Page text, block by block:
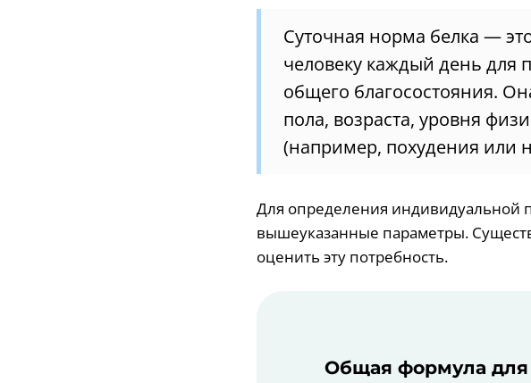
Суточная норма белка —
человеку каждый день
общего благосостояния.
пола, возраста, уровня
(например, похудения или
Для определения индивидуальной
вышеуказанные параметры.
оценить эту потребность.
Общая формула для